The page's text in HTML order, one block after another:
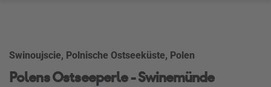
Swinoujscie, Polnische Ostseeküste, Polen
Polens Ostseeperle - Swinemünde